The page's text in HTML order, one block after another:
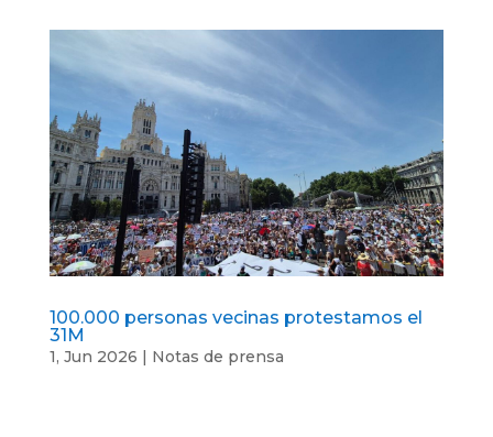
100.000 personas vecinas protestamos el
31M
1, Jun 2026 | Notas de prensa